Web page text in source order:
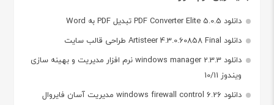
دانلود PDF Converter Elite 5.0.5 تبدیل PDF به Word
دانلود Artisteer 4.3.0.60858 Final طراحی قالب سایت
دانلود windows manager 2.3.3 نرم افزار مدیریت و بهینه سازی
ویندوز 10/11
دانلود windows firewall control 6.26 مدیریت آسان فایروال